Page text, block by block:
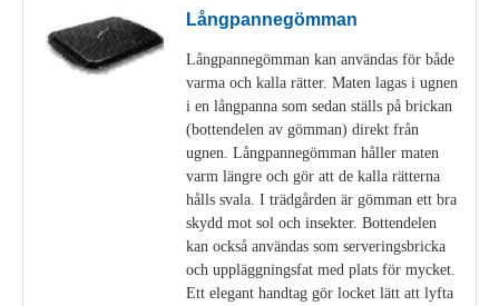
Långpannegömman
Långpannegömman kan användas för både
varma och kalla rätter. Maten lagas i ugnen
i en långpanna som sedan ställs på brickan
(bottendelen av gömman) direkt från
ugnen. Långpannegömman håller maten
varm längre och gör att de kalla rätterna
hålls svala. I trädgården är gömman ett bra
skydd mot sol och insekter. Bottendelen
kan också användas som serveringsbricka
och uppläggningsfat med plats för mycket.
Ett elegant handtag gör locket lätt att lyfta